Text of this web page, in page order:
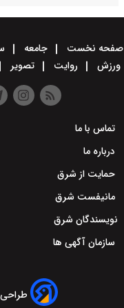
صفحه نخست جامعه
ورزش
روایت تصویر
تماس با ما
درباره ما
حمایت از شرق
مانیفست شرق
نویسندگان شرق
سازمان آگهی ها